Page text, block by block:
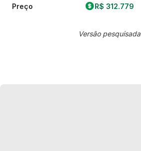
Preço R$ 312.779
Versão pesquisada